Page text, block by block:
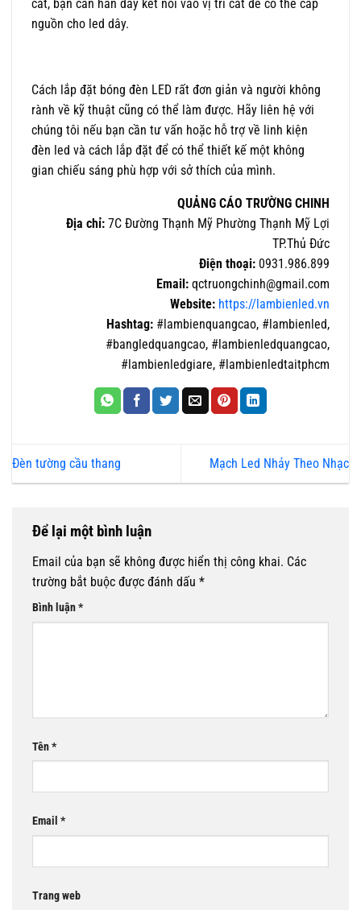
cắt, bạn cần hàn dây kết nối vào vị trí cắt để có thể cấp
nguồn cho led dây.
Cách lắp đặt bóng đèn LED rất đơn giản và người không
rành về kỹ thuật cũng có thể làm được. Hãy liên hệ với
chúng tôi nếu bạn cần tư vấn hoặc hỗ trợ về linh kiện
đèn led và cách lắp đặt để có thể thiết kế một không
gian chiếu sáng phù hợp với sở thích của mình.
QUẢNG CÁO TRƯỜNG CHINH
Địa chỉ: 7C Đường Thạnh Mỹ Phường Thạnh Mỹ Lợi
TP.Thủ Đức
Điện thoại: 0931.986.899
Email: qctruongchinh@gmail.com
Website: https://lambienled.vn
Hashtag: #lambienquangcao, #lambienled,
#bangledquangcao, #lambienledquangcao,
#lambienledgiare, #lambienledtaitphcm
Đèn tường cầu thang Mạch Led Nhảy Theo Nhạc
Để lại một bình luận
Email của bạn sẽ không được hiển thị công khai. Các
trường bắt buộc được đánh dấu *
Bình luận*
Tên*
Email *
Trang web